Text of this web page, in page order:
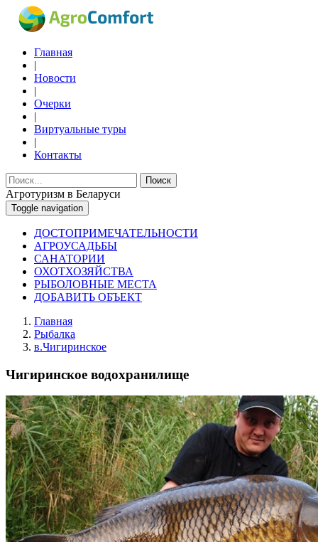
Главная
|
Новости
|
Очерки
|
Виртуальные туры
|
Контакты
Поиск
Агротуризм в Беларуси
Toggle navigation
ДОСТОПРИМЕЧАТЕЛЬНОСТИ
АГРОУСАДЬБЫ
САНАТОРИИ
ОХОТХОЗЯЙСТВА
РЫБОЛОВНЫЕ МЕСТА
ДОБАВИТЬ ОБЪЕКТ
Главная
Рыбалка
в.Чигиринское
Чигиринское водохранилище